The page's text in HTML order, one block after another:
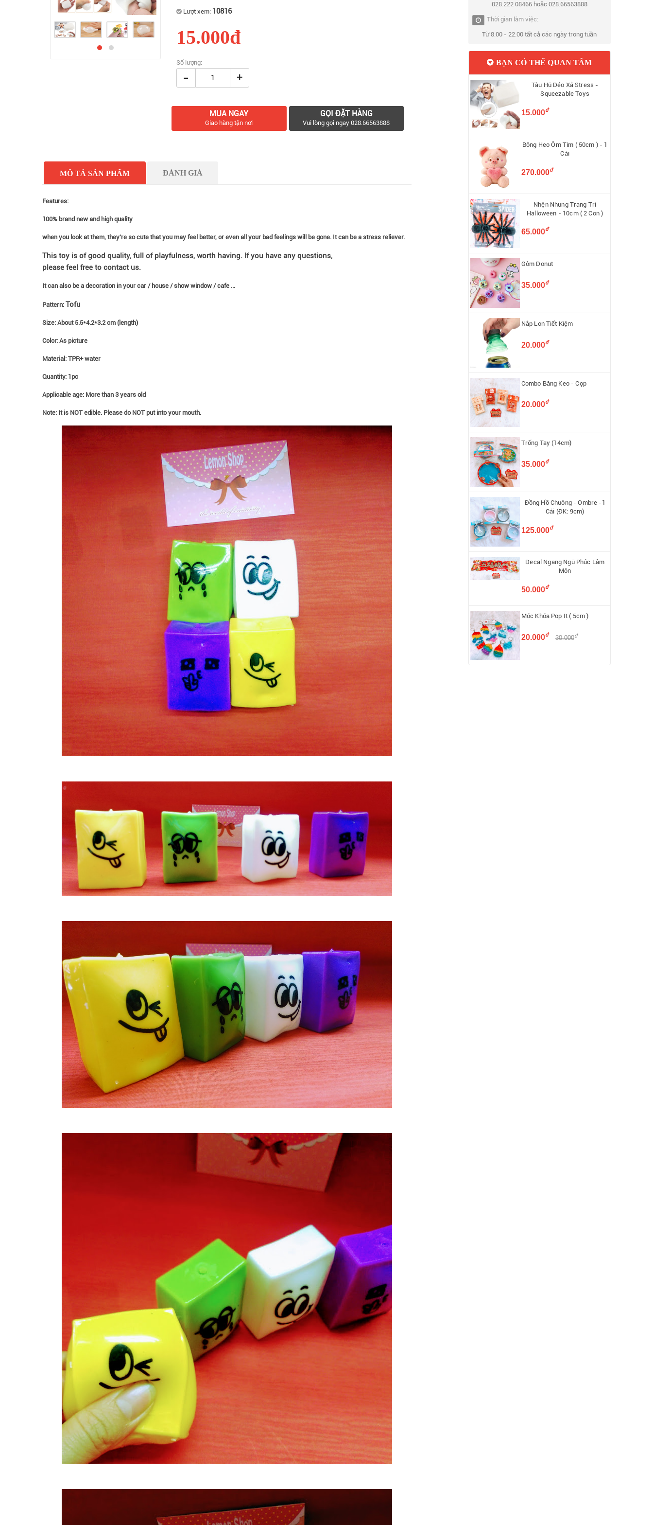
Lượt xem: 10816
15.000đ
Số lượng:
- +
MUA NGAY
Giao hàng tận nơi
GỌI ĐẶT HÀNG
Vui lòng gọi ngay 028.66563888
MÔ TẢ SẢN PHẨM ĐÁNH GIÁ
Features:
100% brand new and high quality
when you look at them, they're so cute that you may feel better, or even all your bad feelings will be gone. It can be a stress reliever.
This toy is of good quality, full of playfulness, worth having. If you have any questions,
please feel free to contact us.
It can also be a decoration in your car / house / show window / cafe ...
Pattern: Tofu
Size: About 5.5*4.2*3.2 cm (length)
Color: As picture
Material: TPR+ water
Quantity: 1pc
Applicable age: More than 3 years old
Note: It is NOT edible. Please do NOT put into your mouth.
028.222 08466 hoặc 028.66563888
Thời gian làm việc:
Từ 8.00 - 22.00 tất cả các ngày trong tuần
BẠN CÓ THỂ QUAN TÂM
Tàu Hũ Dẻo Xả Stress -
Squeezable Toys
15.000đ
Bông Heo Ôm Tim ( 50cm ) - 1
Cái
270.000đ
Nhện Nhung Trang Trí
Halloween - 10cm ( 2 Con )
65.000đ
Gôm Donut
35.000đ
Nắp Lon Tiết Kiệm
20.000đ
Combo Băng Keo - Cọp
20.000đ
Trống Tay (14cm)
35.000đ
Đồng Hồ Chuông - Ombre -1
Cái (ĐK: 9cm)
125.000đ
Decal Ngang Ngũ Phúc Lâm
Môn
50.000đ
Móc Khóa Pop It ( 5cm )
20.000đ 30.000đ